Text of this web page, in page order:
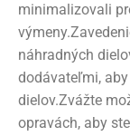
minimalizovali
náhradných
dodávateľmi,
dielov.Zvážte
opravách, aby